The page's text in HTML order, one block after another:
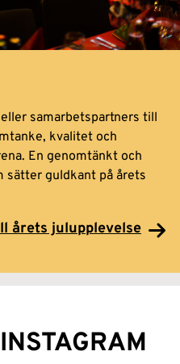
samarbetspartners till
kvalitet och
En genomtänkt och
sätter guldkant på årets
årets julupplevelse